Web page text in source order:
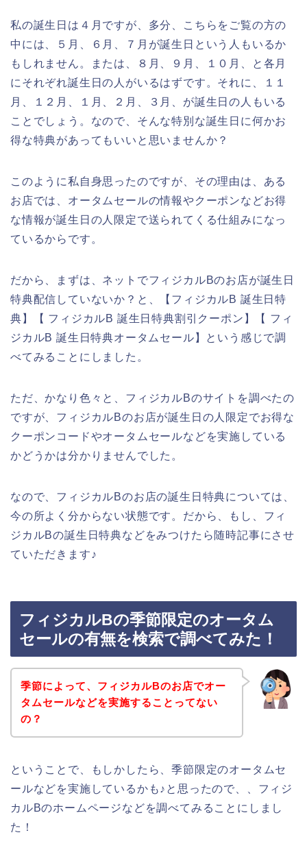
私の誕生日は４月ですが、多分、こちらをご覧の方の
中には、５月、６月、７月が誕生日という人もいるか
もしれません。または、８月、９月、１０月、と各月
にそれぞれ誕生日の人がいるはずです。それに、１１
月、１２月、１月、２月、３月、が誕生日の人もいる
ことでしょう。なので、そんな特別な誕生日に何かお
得な特典があってもいいと思いませんか？
このように私自身思ったのですが、その理由は、ある
お店では、オータムセールの情報やクーポンなどお得
な情報が誕生日の人限定で送られてくる仕組みになっ
ているからです。
だから、まずは、ネットでフィジカルBのお店が誕生日
特典配信していないか？と、【フィジカルB 誕生日特
典】【 フィジカルB 誕生日特典割引クーポン】【 フィ
ジカルB 誕生日特典オータムセール】という感じで調
べてみることにしました。
ただ、かなり色々と、フィジカルBのサイトを調べたの
ですが、フィジカルBのお店が誕生日の人限定でお得な
クーポンコードやオータムセールなどを実施している
かどうかは分かりませんでした。
なので、フィジカルBのお店の誕生日特典については、
今の所よく分からない状態です。だから、もし、フィ
ジカルBの誕生日特典などをみつけたら随時記事にさせ
ていただきます♪
フィジカルBの季節限定のオータム
セールの有無を検索で調べてみた！
季節によって、フィジカルBのお店でオー
タムセールなどを実施することってない
の？
ということで、もしかしたら、季節限定のオータムセ
ールなどを実施しているかも♪と思ったので、、フィジ
カルBのホームページなどを調べてみることにしまし
た！